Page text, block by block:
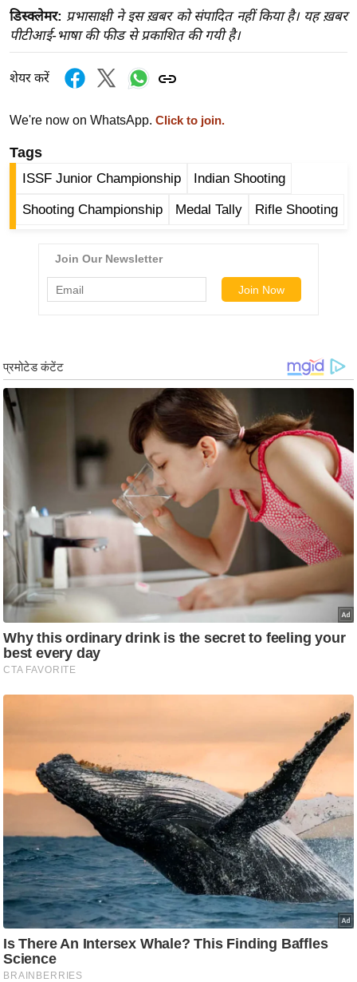
फ
म
नो
रं
न
ग
त
बॉ
फि
ल्म
स
r
e
a
k
i
n
g
N
e
w
ल
टे
क्नॉ
लॉ
जी
ब्यू
टी
डिस्क्लेमर: प्रभासाक्षी ने इस ख़बर को संपादित नहीं किया है। यह ख़बर
पीटीआई-भाषा की फीड से प्रकाशित की गयी है।
शेयर करें
We're now on WhatsApp. Click to join.
Tags
ISSF Junior Championship Indian Shooting
Shooting Championship Medal Tally Rifle Shooting